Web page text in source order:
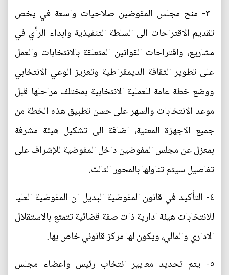
‎ ٣- منح مجلس المفوضين صلاحيات واسعة في يخص
تقديم الاقتراحات الى السلطة التنفيذية وابداء الرأي في
مشاريع، واقتراحات القوانين المتعلقة بالانتخابات والعمل
على تطوير الثقافة الديمقراطية وتعزيز الوعي الانتخابي
ووضع خطة عامة للعملية الانتخابية بمختلف مراحلها قبل
موعد الانتخابات والسهر على حسن تطبيق هذه الخطة من
جميع الاجهزة المعنية، اضافة الى تشكيل هيئة مشرفة
بمعزل عن مجلس المفوضين داخل المفوضية للإشراف على
تفاصيل سيتم تناولها بالمحور الثالث.
‎٤- التأكيد في قانون المفوضية البديل ان المفوضية العليا
للانتخابات هيئة ادارية ذات صفة قضائية تتمتع بالاستقلال
الاداري والمالي، ويكون لها مركز قانوني خاص بها.
٥- يتم تحديد معايير انتخاب رئيس واعضاء مجلس